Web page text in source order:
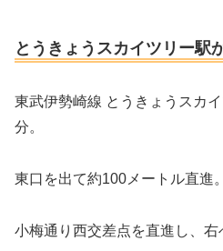
とうきょうスカイツリー駅
東武伊勢崎線 とうきょうスカ
分。
東口を出て約100メートル直進。
小梅通り西交差点を直進し、右